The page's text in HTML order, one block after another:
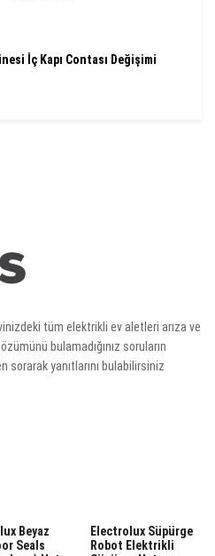
İç Kapı Contası Değişimi
tüm elektrikli ev aletleri arıza ve
bulamadığınız soruların
sorarak yanıtlarını bulabilirsiniz
Beyaz
Seals
Electrolux Süpürge
Robot Elektrikli